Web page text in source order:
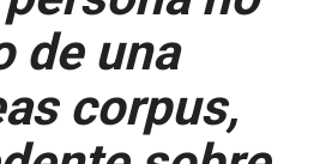
de una
corpus,